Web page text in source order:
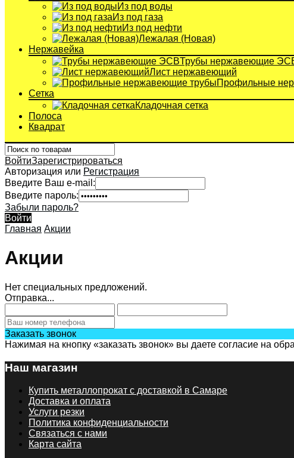
Из под воды
Из под газа
Из под нефти
Лежалая (Новая)
Нержавейка
Трубы нержавеющие
Лист нержавеющий
Профильные
Сетка
Кладочная сетка
Полоса
Квадрат
ВойтиЗарегистрироваться
Авторизация или Регистрация
Введите Ваш e-mail:
Введите пароль:
Забыли пароль?
Войти
Главная Акции
Акции
Нет специальных предложений.
Отправка...
Заказать звонок
Нажимая на кнопку «заказать звонок» вы даете согласие на
Наш магазин
Купить металлопрокат с доставкой в Самаре
Доставка и оплата
Услуги резки
Политика конфиденциальности
Связаться с нами
Карта сайта